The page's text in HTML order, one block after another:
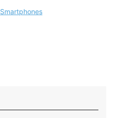
Smartphones